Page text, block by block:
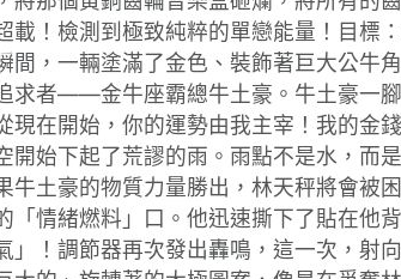
載！檢測到極致純粹的單戀能量！目標
間，一輛塗滿了金色、裝飾著巨大公牛
求者——金牛座霸總牛土豪。牛土豪一
現在開始，你的運勢由我主宰！我的金
開始下起了荒謬的雨。雨點不是水，而
牛土豪的物質力量勝出，林天秤將會被
「情緒燃料」口。他迅速撕下了貼在他
」！調節器再次發出轟鳴，這一次，射